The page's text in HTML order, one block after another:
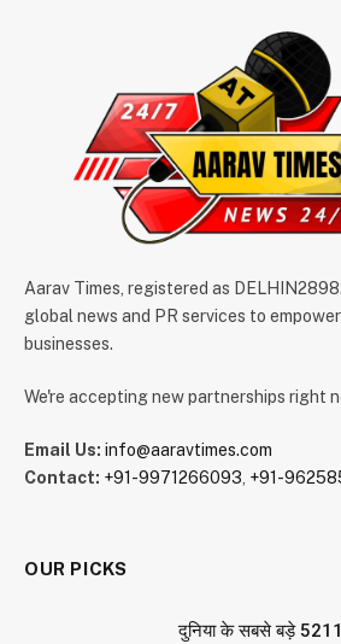
Aarav Times, registered as
global news and PR services to
businesses.
We're accepting new partnerships right
Email Us: info@aaravtimes.com
Contact: +91-9971266093, +91-
OUR PICKS
दुनिया के सबसे बड़े 5211